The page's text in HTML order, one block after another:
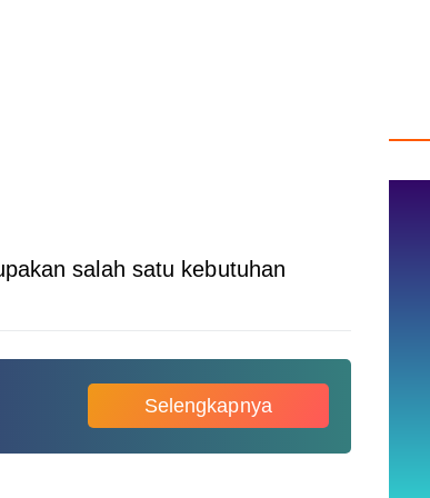
salah satu kebutuhan
Selengkapnya